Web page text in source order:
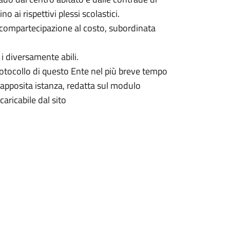
ai rispettivi plessi scolastici.
al costo, subordinata
diversamente abili.
di questo Ente nel più breve tempo
istanza, redatta sul modulo
dal sito